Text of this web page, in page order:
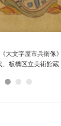
大文字屋市兵衛像》
、板橋区立美術館蔵